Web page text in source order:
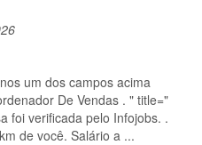
um dos campos acima
De Vendas . " title="
foi verificada pelo Infojobs. .
de você. Salário a ...